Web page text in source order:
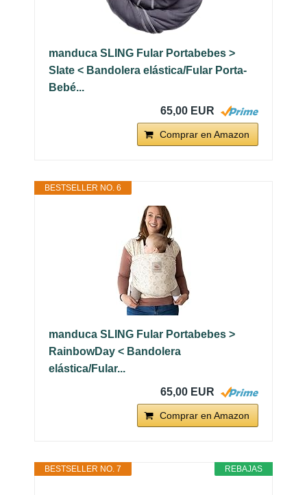
manduca SLING Fular Portabebes >
Slate < Bandolera elástica/Fular Porta-
Bebé...
65,00 EUR
Comprar en Amazon
BESTSELLER NO. 6
manduca SLING Fular Portabebes >
RainbowDay < Bandolera
elástica/Fular...
65,00 EUR
Comprar en Amazon
REBAJAS
BESTSELLER NO. 7